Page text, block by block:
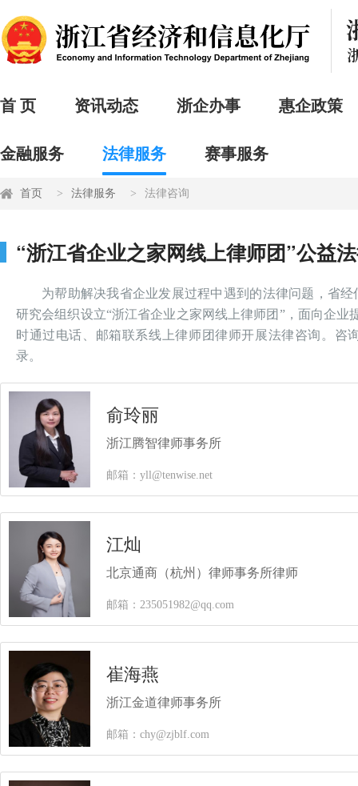
首 页 资讯动态 浙企办事 惠企政策
金融服务 法律服务 赛事服务
首页 法律服务 法律咨询
“浙江省企业之家网线上律师团”公益
为帮助解决我省企业发展过程中遇到的法律问题，省
研究会组织设立“浙江省企业之家网线上律师团”，面向企
时通过电话、邮箱联系线上律师团律师开展法律咨询。咨
录。
俞玲丽
浙江腾智律师事务所
邮箱：yll@tenwise.net
江灿
北京通商（杭州）律师事务所律师
邮箱：235051982@qq.com
崔海燕
浙江金道律师事务所
邮箱：chy@zjblf.com